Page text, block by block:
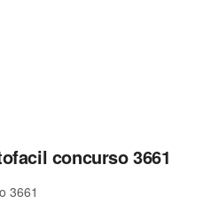
concurso 3661
3661